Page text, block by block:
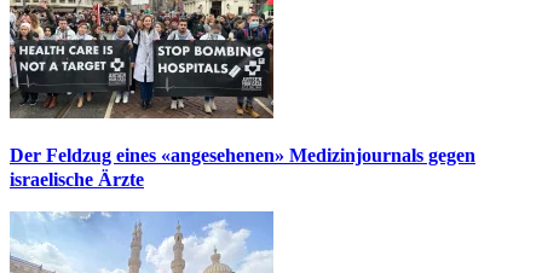
Der Feldzug eines «angesehenen» Medizinjournals gegen
israelische Ärzte